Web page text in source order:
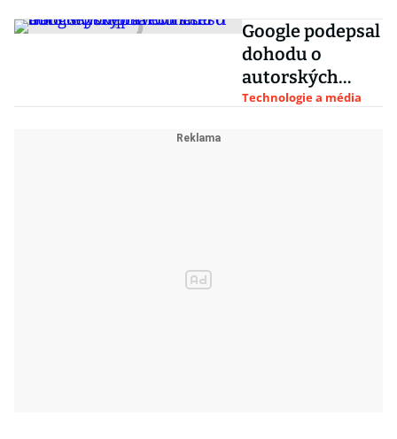
Google podepsal
dohodu o
autorských
právech s šesti
Technologie a média